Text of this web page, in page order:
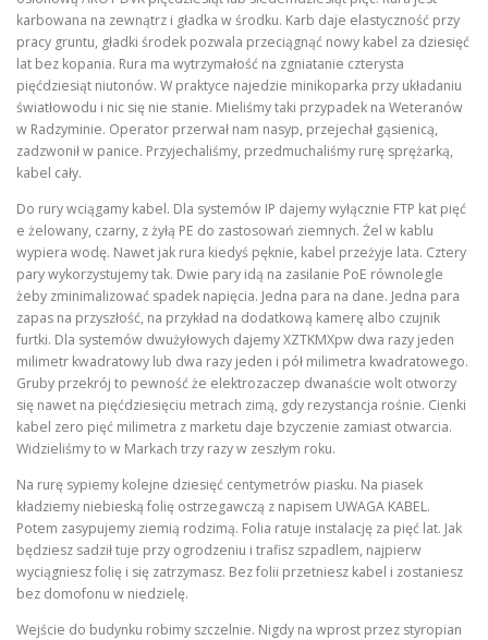
karbowana na zewnątrz i gładka w środku. Karb daje elastyczność przy
pracy gruntu, gładki środek pozwala przeciągnąć nowy kabel za dziesięć
lat bez kopania. Rura ma wytrzymałość na zgniatanie czterysta
pięćdziesiąt niutonów. W praktyce najedzie minikoparka przy układaniu
światłowodu i nic się nie stanie. Mieliśmy taki przypadek na Weteranów
w Radzyminie. Operator przerwał nam nasyp, przejechał gąsienicą,
zadzwonił w panice. Przyjechaliśmy, przedmuchaliśmy rurę sprężarką,
kabel cały.
Do rury wciągamy kabel. Dla systemów IP dajemy wyłącznie FTP kat pięć
e żelowany, czarny, z żyłą PE do zastosowań ziemnych. Żel w kablu
wypiera wodę. Nawet jak rura kiedyś pęknie, kabel przeżyje lata. Cztery
pary wykorzystujemy tak. Dwie pary idą na zasilanie PoE równolegle
żeby zminimalizować spadek napięcia. Jedna para na dane. Jedna para
zapas na przyszłość, na przykład na dodatkową kamerę albo czujnik
furtki. Dla systemów dwużyłowych dajemy XZTKMXpw dwa razy jeden
milimetr kwadratowy lub dwa razy jeden i pół milimetra kwadratowego.
Gruby przekrój to pewność że elektrozaczep dwanaście wolt otworzy
się nawet na pięćdziesięciu metrach zimą, gdy rezystancja rośnie. Cienki
kabel zero pięć milimetra z marketu daje bzyczenie zamiast otwarcia.
Widzieliśmy to w Markach trzy razy w zeszłym roku.
Na rurę sypiemy kolejne dziesięć centymetrów piasku. Na piasek
kładziemy niebieską folię ostrzegawczą z napisem UWAGA KABEL.
Potem zasypujemy ziemią rodzimą. Folia ratuje instalację za pięć lat. Jak
będziesz sadził tuje przy ogrodzeniu i trafisz szpadlem, najpierw
wyciągniesz folię i się zatrzymasz. Bez folii przetniesz kabel i zostaniesz
bez domofonu w niedzielę.
Wejście do budynku robimy szczelnie. Nigdy na wprost przez styropian